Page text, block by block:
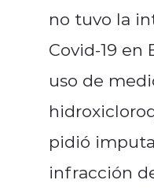
no tuvo la
Covid-19
uso de
pidió
infracción